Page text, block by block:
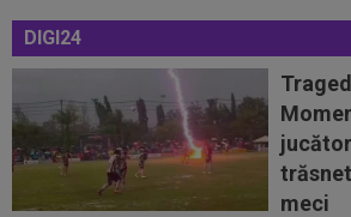
DIGI24
meci
00:04
Surpriza serii în Europa: rezultat
pentru oaspeți în turul trei...
23:53 FOTO
I-a lăsat ”mască”! Ce a
Junior, imediat după negocierile cu
23:52 EXCLUSIV
Ilie Dumitrescu a
bun atacant din SuperLiga României